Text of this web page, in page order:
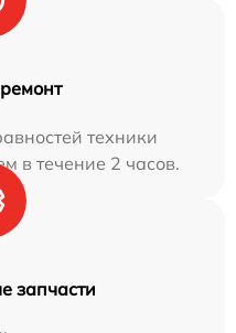
техники
в течение 2 часов.
запчасти